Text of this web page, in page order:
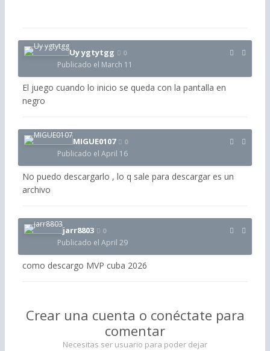
Uy ygtytgg 0
Publicado el March 11
El juego cuando lo inicio se queda con la pantalla en
negro
MIGUE0107 0
Publicado el April 16
No puedo descargarlo , lo q sale para descargar es un
archivo
jarr8803 0
Publicado el April 29
como descargo MVP cuba 2026
Crear una cuenta o conéctate para
comentar
Necesitas ser usuario para poder dejar